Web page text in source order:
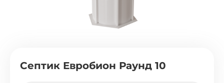
Септик Евробион Раунд 10